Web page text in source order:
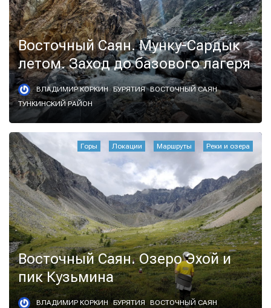
Восточный Саян. Мунку-Сардык
летом. Заход до базового лагеря
ВЛАДИМИР КОРКИН БУРЯТИЯ ВОСТОЧНЫЙ САЯН
ТУНКИНСКИЙ РАЙОН
Горы Локации Маршруты Реки и озера
Восточный Саян. Озеро Эхой и
пик Кузьмина
ВЛАДИМИР КОРКИН БУРЯТИЯ ВОСТОЧНЫЙ САЯН